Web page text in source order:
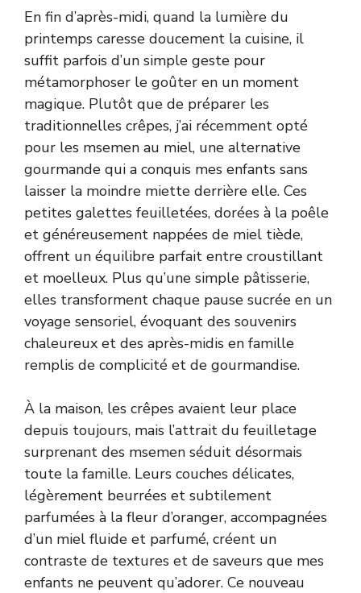
En fin d’après-midi, quand la lumière du
printemps caresse doucement la cuisine, il
suffit parfois d’un simple geste pour
métamorphoser le goûter en un moment
magique. Plutôt que de préparer les
traditionnelles crêpes, j’ai récemment opté
pour les msemen au miel, une alternative
gourmande qui a conquis mes enfants sans
laisser la moindre miette derrière elle. Ces
petites galettes feuilletées, dorées à la poêle
et généreusement nappées de miel tiède,
offrent un équilibre parfait entre croustillant
et moelleux. Plus qu’une simple pâtisserie,
elles transforment chaque pause sucrée en un
voyage sensoriel, évoquant des souvenirs
chaleureux et des après-midis en famille
remplis de complicité et de gourmandise.
À la maison, les crêpes avaient leur place
depuis toujours, mais l’attrait du feuilletage
surprenant des msemen séduit désormais
toute la famille. Leurs couches délicates,
légèrement beurrées et subtilement
parfumées à la fleur d’oranger, accompagnées
d’un miel fluide et parfumé, créent un
contraste de textures et de saveurs que mes
enfants ne peuvent qu’adorer. Ce nouveau